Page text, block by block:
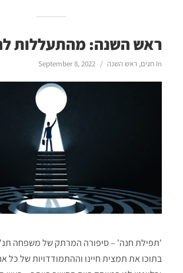
ראש השנה: מהתעללות
In חגים, ראש השנה September 8, 2022
'תפילת חנה' – סיפורה המרתק של משפחה
בתוכו את תמצית חיינו וההתמודדויות של כל